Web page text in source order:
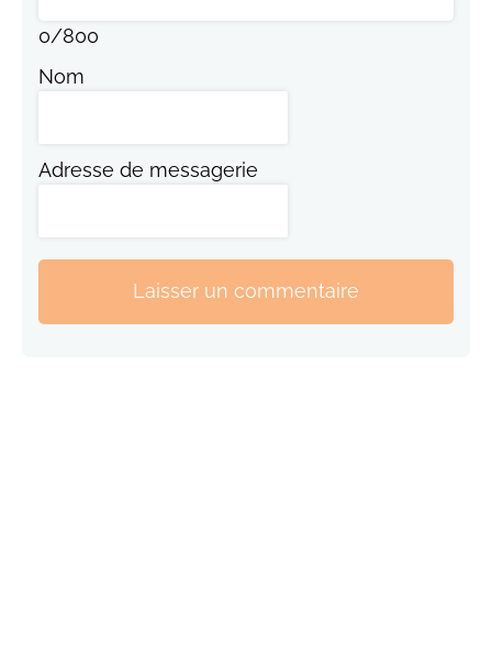
0/800
Nom
Adresse de messagerie
Laisser un commentaire